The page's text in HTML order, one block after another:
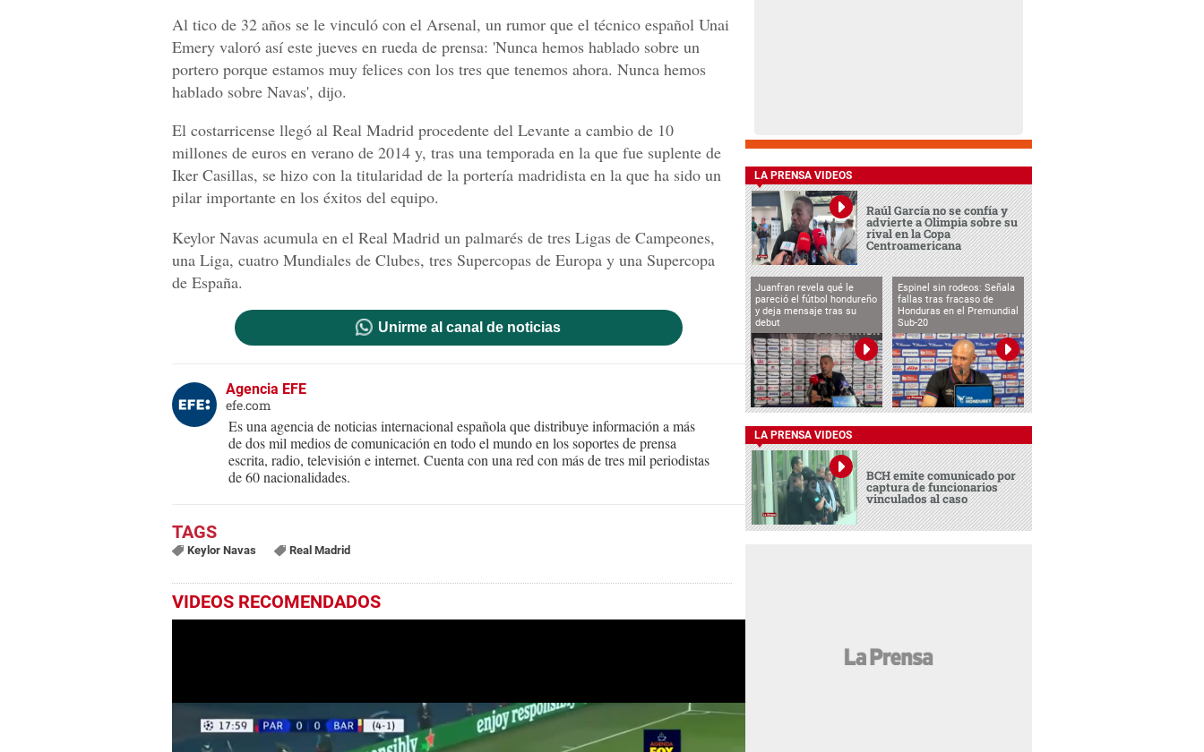
Al tico de 32 años se le vinculó con el Arsenal, un rumor que el técnico español Unai
Emery valoró así este jueves en rueda de prensa: 'Nunca hemos hablado sobre un
portero porque estamos muy felices con los tres que tenemos ahora. Nunca hemos
hablado sobre Navas', dijo.
El costarricense llegó al Real Madrid procedente del Levante a cambio de 10
millones de euros en verano de 2014 y, tras una temporada en la que fue suplente de
Iker Casillas, se hizo con la titularidad de la portería madridista en la que ha sido un
pilar importante en los éxitos del equipo.
Keylor Navas acumula en el Real Madrid un palmarés de tres Ligas de Campeones,
una Liga, cuatro Mundiales de Clubes, tres Supercopas de Europa y una Supercopa
de España.
Unirme al canal de noticias
Agencia EFE
efe.com
Es una agencia de noticias internacional española que distribuye información a más
de dos mil medios de comunicación en todo el mundo en los soportes de prensa
escrita, radio, televisión e internet. Cuenta con una red con más de tres mil periodistas
de 60 nacionalidades.
Keylor Navas Real Madrid
VIDEOS RECOMENDADOS
LA PRENSA VIDEOS
Raúl García no se confía y
advierte a Olimpia sobre su
rival en la Copa
Centroamericana
Juanfran revela qué le
pareció el fútbol hondureño
y deja mensaje tras su
debut
Espinel sin rodeos: Señala
fallas tras fracaso de
Honduras en el Premundial
Sub-20
LA PRENSA VIDEOS
BCH emite comunicado por
captura de funcionarios
vinculados al caso